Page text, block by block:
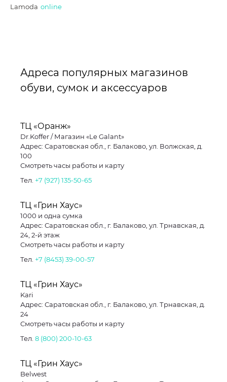
Lamoda online
Адреса популярных магазинов
обуви, сумок и аксессуаров
ТЦ «Оранж»
Dr.Koffer / Магазин «Le Galant»
Адрес: Саратовская обл., г. Балаково, ул. Волжская, д.
100
Смотреть часы работы и карту
Тел. +7 (927) 135-50-65
ТЦ «Грин Хаус»
1000 и одна сумка
Адрес: Саратовская обл., г. Балаково, ул. Трнавская, д.
24, 2-й этаж
Смотреть часы работы и карту
Тел. +7 (8453) 39-00-57
ТЦ «Грин Хаус»
Kari
Адрес: Саратовская обл., г. Балаково, ул. Трнавская, д.
24
Смотреть часы работы и карту
Тел. 8 (800) 200-10-63
ТЦ «Грин Хаус»
Belwest